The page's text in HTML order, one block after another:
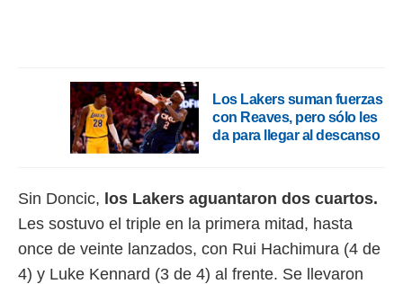
de
1199
Los Lakers suman fuerzas
con Reaves, pero sólo les
da para llegar al descanso
Sin Doncic, los Lakers aguantaron dos cuartos.
Les sostuvo el triple en la primera mitad, hasta
once de veinte lanzados, con Rui Hachimura (4 de
4) y Luke Kennard (3 de 4) al frente. Se llevaron